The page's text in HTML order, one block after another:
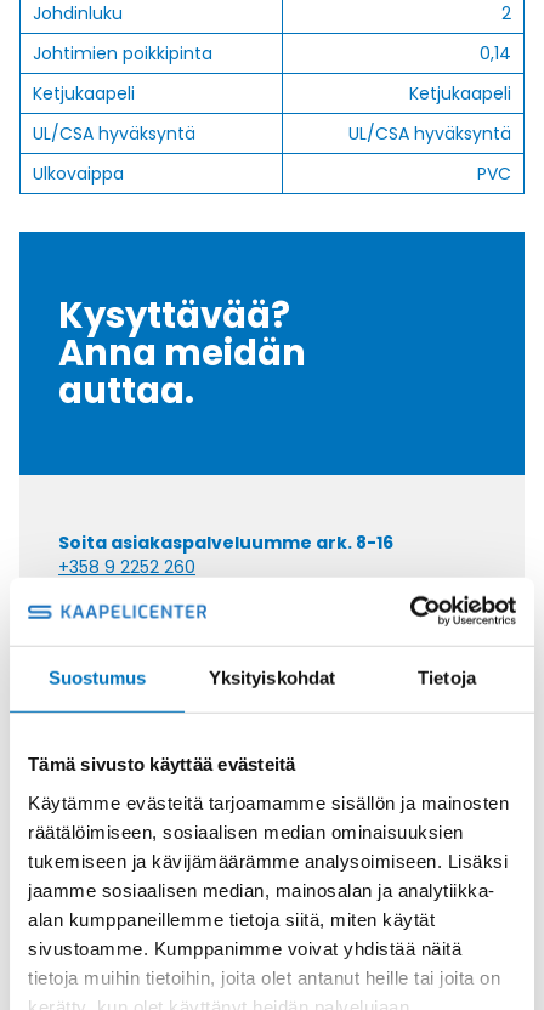
Suostumus Yksityiskohdat Tietoja
Tämä sivusto käyttää evästeitä
Käytämme evästeitä tarjoamamme sisällön ja mainosten
räätälöimiseen, sosiaalisen median ominaisuuksien
tukemiseen ja kävijämäärämme analysoimiseen. Lisäksi
jaamme sosiaalisen median, mainosalan ja analytiikka-
alan kumppaneillemme tietoja siitä, miten käytät
sivustoamme. Kumppanimme voivat yhdistää näitä
tietoja muihin tietoihin, joita olet antanut heille tai joita on
Johdinluku
2
Johtimien poikkipinta
0,14
Ketjukaapeli
Ketjukaapeli
UL/CSA hyväksyntä
UL/CSA hyväksyntä
Ulkovaippa
PVC
Kysyttävää?
Anna meidän
auttaa.
Soita asiakaspalveluumme ark. 8-16
+358 9 2252 260
Tai lähetä sähköpostia
myynti@kaapelicenter.fi
Saman kaapelin eri versiot
Ketjukaapeli KAWEFLEX 6410 SK-C-
PVC UL/CSA 10X0,34 (AWG22)